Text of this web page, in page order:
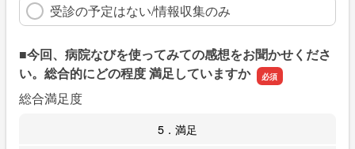
受診の予定はない/情報収集のみ
■今回、病院なびを使ってみての感想をお聞かせくださ
い。総合的にどの程度 満足していますか
総合満足度
5．満足